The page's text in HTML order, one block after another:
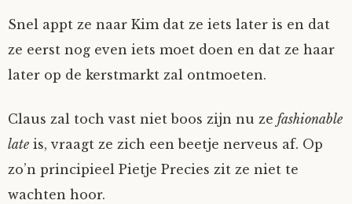
Snel appt ze naar Kim dat ze iets later is en dat
ze eerst nog even iets moet doen en dat ze haar
later op de kerstmarkt zal ontmoeten.
Claus zal toch vast niet boos zijn nu ze fashionable
late is, vraagt ze zich een beetje nerveus af. Op
zo’n principieel Pietje Precies zit ze niet te
wachten hoor.